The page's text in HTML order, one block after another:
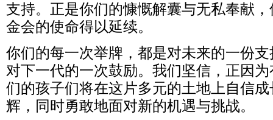
支持。正是你们的慷慨解囊与无私奉献
金会的使命得以延续。
你们的每一次举牌，都是对未来的一份
对下一代的一次鼓励。我们坚信，正因
们的孩子们将在这片多元的土地上自信
辉，同时勇敢地面对新的机遇与挑战。